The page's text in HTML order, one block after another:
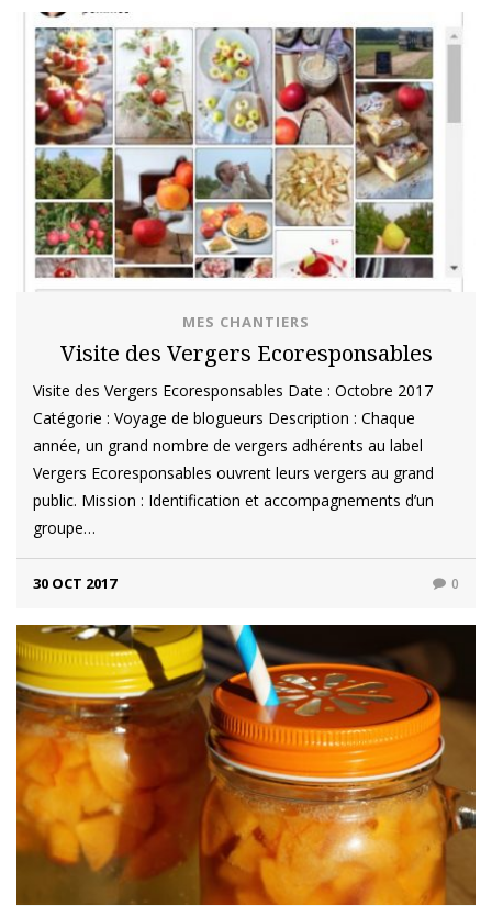
MES CHANTIERS
Visite des Vergers Ecoresponsables
Visite des Vergers Ecoresponsables Date : Octobre 2017
Catégorie : Voyage de blogueurs Description : Chaque
année, un grand nombre de vergers adhérents au label
Vergers Ecoresponsables ouvrent leurs vergers au grand
public. Mission : Identification et accompagnements d’un
groupe…
30 OCT 2017 0